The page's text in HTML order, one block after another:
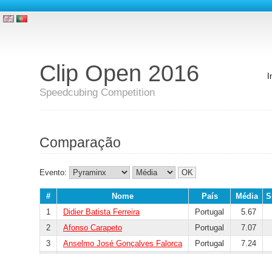
Clip Open 2016
Speedcubing Competition
Comparação
Evento:
# Nome País Média
1
Didier Batista Ferreira Portugal
5.67
2
Afonso Carapeto Portugal
7.07
3
Anselmo José Gonçalves Falorca Portugal
7.24